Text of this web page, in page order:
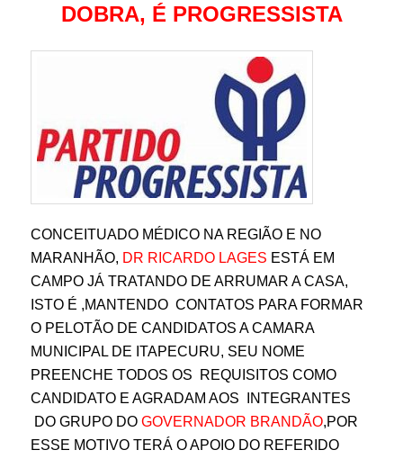
DOBRA, É PROGRESSISTA
CONCEITUADO MÉDICO NA REGIÃO E NO
MARANHÃO, DR RICARDO LAGES ESTÁ EM
CAMPO JÁ TRATANDO DE ARRUMAR A CASA,
ISTO É ,MANTENDO CONTATOS PARA FORMAR
O PELOTÃO DE CANDIDATOS A CAMARA
MUNICIPAL DE ITAPECURU, SEU NOME
PREENCHE TODOS OS REQUISITOS COMO
CANDIDATO E AGRADAM AOS INTEGRANTES
DO GRUPO DOGOVERNADOR BRANDÃO,POR
ESSE MOTIVO TERÁ O APOIO DO REFERIDO